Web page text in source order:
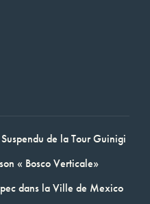
de la Tour Guinigi
« Bosco Verticale»
dans la Ville de Mexico